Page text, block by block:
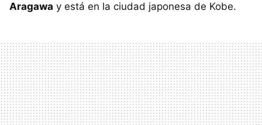
Aragawa y está en la ciudad japonesa de Kobe.